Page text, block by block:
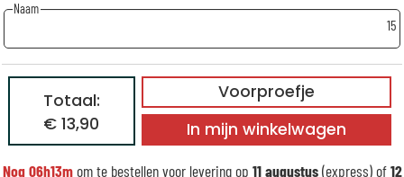
Naam
15
Voorproefje
Totaal:
€ 13,90
In mijn winkelwagen
Nog06h13mom te bestellen voor levering op 11 augustus(express) of12